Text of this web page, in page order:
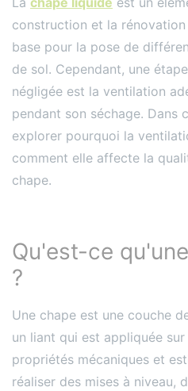
construction et la
base pour la pose de
de sol. Cependant, une
négligée est la ventilation
pendant son séchage. Dans
explorer pourquoi la
comment elle affecte la
chape.
Qu'est-ce
?
Une chape est une couche
un liant qui est appliquée
propriétés mécaniques et
réaliser des mises à niveau,